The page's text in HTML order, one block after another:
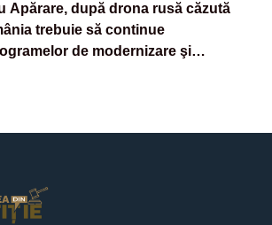
Apărare, după drona rusă căzută
trebuie să continue
de modernizare şi